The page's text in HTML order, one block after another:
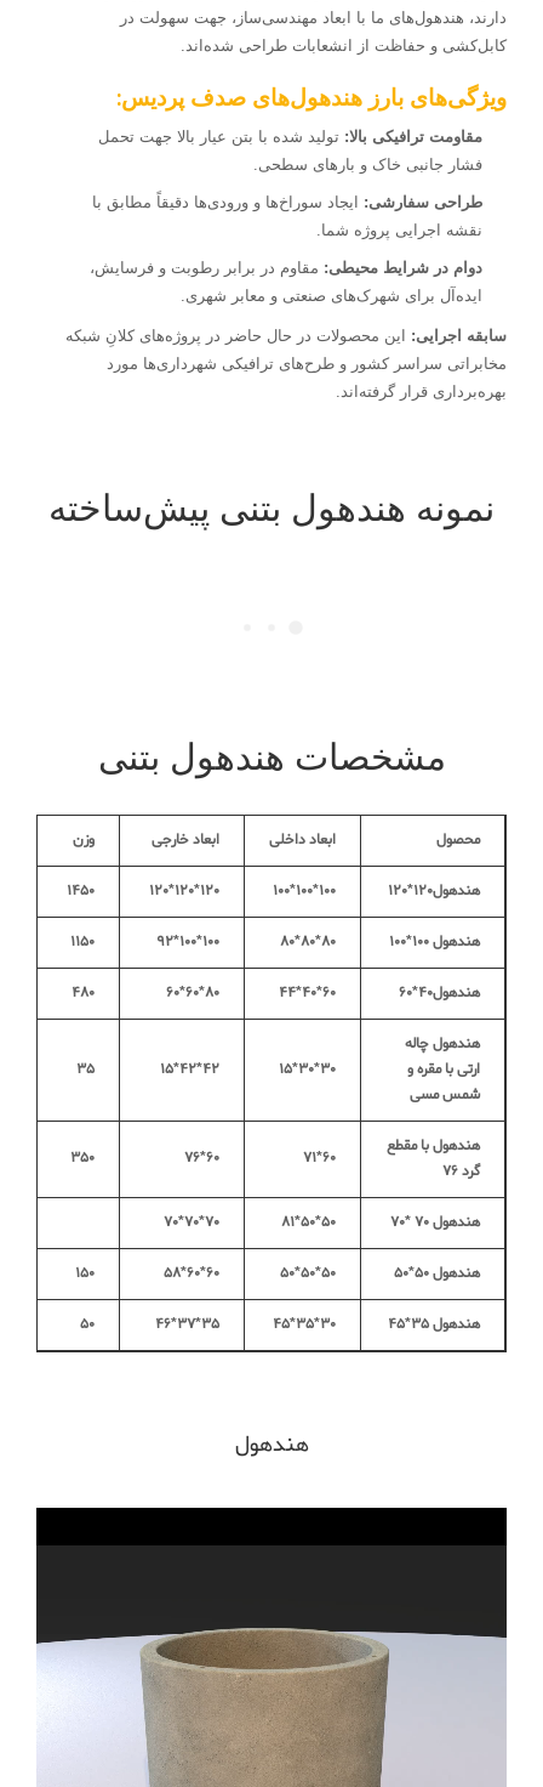
دارند، هندهول‌های ما با ابعاد مهندسی‌ساز، جهت سهولت در
کابل‌کشی و حفاظت از انشعابات طراحی شده‌اند.
ویژگی‌های بارز هندهول‌های صدف پردیس:
مقاومت ترافیکی بالا: تولید شده با بتن عیار بالا جهت تحمل
فشار جانبی خاک و بارهای سطحی.
طراحی سفارشی: ایجاد سوراخ‌ها و ورودی‌ها دقیقاً مطابق با
نقشه اجرایی پروژه شما.
دوام در شرایط محیطی: مقاوم در برابر رطوبت و فرسایش،
ایده‌آل برای شهرک‌های صنعتی و معابر شهری.
سابقه اجرایی: این محصولات در حال حاضر در پروژه‌های کلانِ شبکه
مخابراتی سراسر کشور و طرح‌های ترافیکی شهرداری‌ها مورد
بهره‌برداری قرار گرفته‌اند.
نمونه هندهول بتنی پیش‌ساخته
مشخصات هندهول بتنی
محصول ابعاد داخلی ابعاد خارجی وزن
هندهول۱۲۰*۱۲۰ ۱۰۰*۱۰۰*۱۰۰ ۱۲۰*۱۲۰*۱۲۰ ۱۴۵۰
هندهول ۱۰۰*۱۰۰ ۸۰*۸۰*۸۰ ۱۰۰*۱۰۰*۹۲ ۱۱۵۰
هندهول۴۰*۶۰ ۶۰*۴۰*۴۴ ۸۰*۶۰*۶۰ ۴۸۰
هندهول چاله
ارتی با مقره و
شمس مسی
۳۰*۳۰*۱۵ ۴۲*۴۲*۱۵ ۳۵
هندهول با مقطع
گرد ۷۶
۶۰*۷۱ ۶۰*۷۶ ۳۵۰
هندهول ۷۰ *۷۰ ۵۰*۵۰*۸۱ ۷۰*۷۰*۷۰
هندهول ۵۰*۵۰ ۵۰*۵۰*۵۰ ۶۰*۶۰*۵۸ ۱۵۰
هندهول ۳۵*۴۵ ۳۰*۳۵*۴۵ ۳۵*۳۷*۴۶ ۵۰
هندهول